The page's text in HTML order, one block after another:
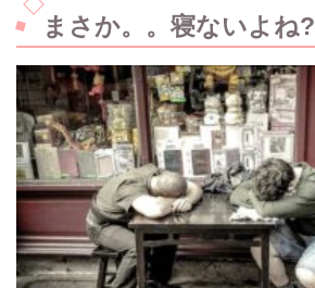
まさか。。寝ないよね?